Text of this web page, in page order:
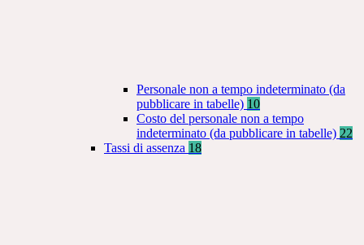
Personale non a tempo indeterminato (da
pubblicare in tabelle) 10
Costo del personale non a tempo
indeterminato (da pubblicare in tabelle) 22
Tassi di assenza 18